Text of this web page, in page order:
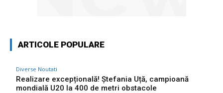
ARTICOLE POPULARE
Diverse Noutati
Realizare excepțională! Ștefania Uță, campioană
mondială U20 la 400 de metri obstacole